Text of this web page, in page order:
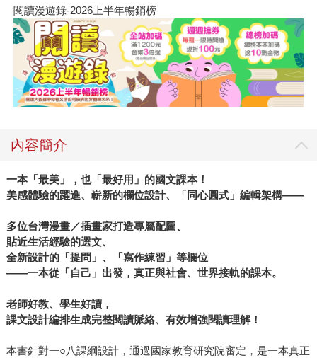
閱讀漫遊錄-2026上半年暢銷榜
內容簡介
一本「最美」，也「最好用」的國文課本！
美感體驗的躍進、嶄新的欄位設計、「同心圓式」編輯架構——
多位台灣漫畫／插畫家打造專屬配圖、
貼近生活經驗的選文、
全新設計的「提問」、「寫作練習」等欄位
——一本從「自己」出發，真正與社會、世界接軌的課本。
老師好教、學生好讀，
課文設計編排生成完整閱讀脈絡、有效增強閱讀理解！
本書針對一○八課綱設計，通過國家教育研究院審定，是一本真正